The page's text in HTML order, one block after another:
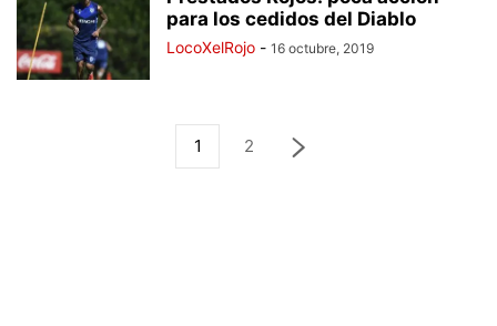
para los cedidos del Diablo
LocoXelRojo - 16 octubre, 2019
1 2